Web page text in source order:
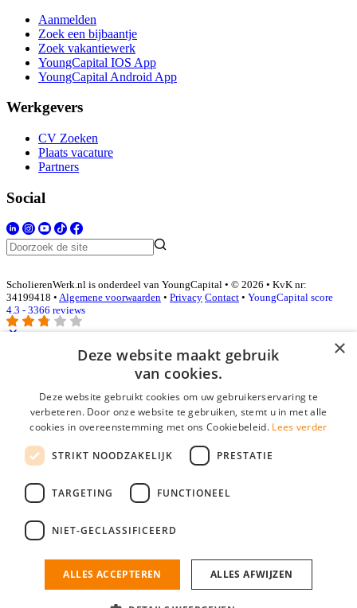
Aanmelden
Zoek een bijbaantje
Zoek vakantiewerk
YoungCapital IOS App
YoungCapital Android App
Werkgevers
CV Zoeken
Plaats vacature
Partners
Social
ScholierenWerk.nl is onderdeel van YoungCapital • © 2026 • KvK nr:
34199418 • Algemene voorwaarden • Privacy Contact • YoungCapital score
4.3 - 3366 reviews
E-mail*
Wachtwoord
login gegevens onthouden
login
Bedrijf aanmelden
nieuwe collega/werknemer zo gevonden!
×
Deze website maakt gebruik
van cookies.
Deze website gebruikt cookies om uw gebruikerservaring te
verbeteren. Door onze website te gebruiken, stemt u in met alle
cookies in overeenstemming met ons Cookiebeleid. Lees verder
STRIKT NOODZAKELIJK PRESTATIE
TARGETING FUNCTIONEEL
NIET-GECLASSIFICEERD
ALLES ACCEPTEREN ALLES AFWIJZEN